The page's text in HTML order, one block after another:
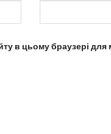
в цьому браузері